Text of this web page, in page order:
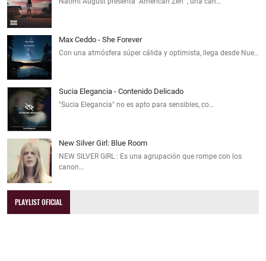
Max Ceddo - She Forever
Con una atmósfera súper cálida y optimista, llega desde Nue…
Sucia Elegancia - Contenido Delicado
"Sucia Elegancia" no es apto para sensibles, co…
New Silver Girl: Blue Room
NEW SILVER GIRL : Es una agrupación que rompe con los
canon…
PLAYLIST OFICIAL